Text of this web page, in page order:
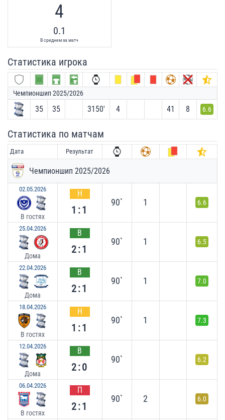
4
0.1
В среднем за матч
Статистика игрока
Чемпионшип 2025/2026
35 35 3150′ 4 41 8 6.6
Статистика по матчам
Дата Результат
Чемпионшип 2025/2026
02.05.2026
В гостях
Н
1:1
90` 1 6.6
25.04.2026
Дома
В
2:1
90` 1 6.5
22.04.2026
Дома
В
2:1
90` 1 7.0
18.04.2026
В гостях
Н
1:1
90` 1 7.3
12.04.2026
Дома
В
2:0
90` 6.2
06.04.2026
В гостях
П
2:1
90` 2 6.0